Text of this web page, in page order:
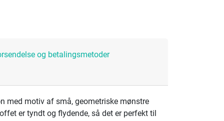
og betalingsmetoder
med motiv af små, geometriske mønstre
er tyndt og flydende, så det er perfekt til